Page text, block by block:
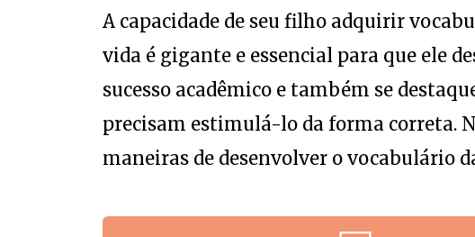
A capacidade de seu filho adquirir
vida é gigante e essencial para que ele
sucesso acadêmico e também se
precisam estimulá-lo da forma correta.
maneiras de desenvolver o vocabulário